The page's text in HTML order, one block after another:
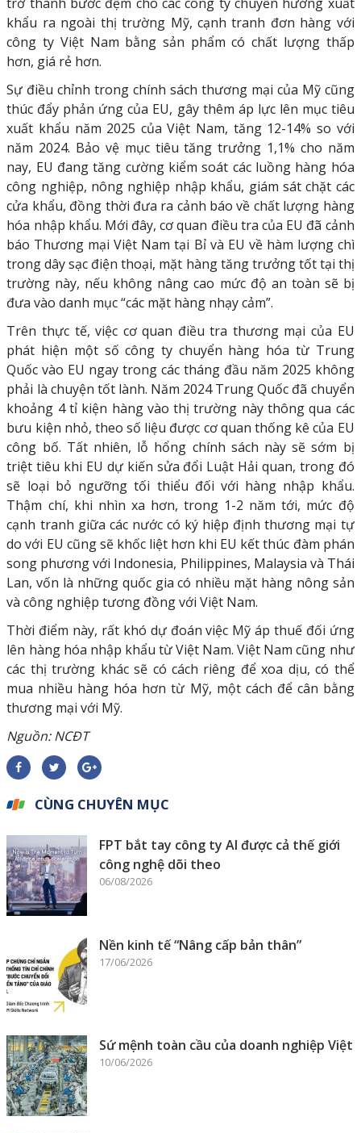
khẩu ra ngoài thị trường Mỹ, cạnh tranh đơn hàng với
công ty Việt Nam bằng sản phẩm có chất lượng thấp
hơn, giá rẻ hơn.
Sự điều chỉnh trong chính sách thương mại của Mỹ cũng
thúc đẩy phản ứng của EU, gây thêm áp lực lên mục tiêu
xuất khẩu năm 2025 của Việt Nam, tăng 12-14% so với
năm 2024. Bảo vệ mục tiêu tăng trưởng 1,1% cho năm
nay, EU đang tăng cường kiểm soát các luồng hàng hóa
công nghiệp, nông nghiệp nhập khẩu, giám sát chặt các
cửa khẩu, đồng thời đưa ra cảnh báo về chất lượng hàng
hóa nhập khẩu. Mới đây, cơ quan điều tra của EU đã cảnh
báo Thương mại Việt Nam tại Bỉ và EU về hàm lượng chì
trong dây sạc điện thoại, mặt hàng tăng trưởng tốt tại thị
trường này, nếu không nâng cao mức độ an toàn sẽ bị
đưa vào danh mục “các mặt hàng nhạy cảm”.
Trên thực tế, việc cơ quan điều tra thương mại của EU
phát hiện một số công ty chuyển hàng hóa từ Trung
Quốc vào EU ngay trong các tháng đầu năm 2025 không
phải là chuyện tốt lành. Năm 2024 Trung Quốc đã chuyển
khoảng 4 tỉ kiện hàng vào thị trường này thông qua các
bưu kiện nhỏ, theo số liệu được cơ quan thống kê của EU
công bố. Tất nhiên, lỗ hổng chính sách này sẽ sớm bị
triệt tiêu khi EU dự kiến sửa đổi Luật Hải quan, trong đó
sẽ loại bỏ ngưỡng tối thiểu đối với hàng nhập khẩu.
Thậm chí, khi nhìn xa hơn, trong 1-2 năm tới, mức độ
cạnh tranh giữa các nước có ký hiệp định thương mại tự
do với EU cũng sẽ khốc liệt hơn khi EU kết thúc đàm phán
song phương với Indonesia, Philippines, Malaysia và Thái
Lan, vốn là những quốc gia có nhiều mặt hàng nông sản
và công nghiệp tương đồng với Việt Nam.
Thời điểm này, rất khó dự đoán việc Mỹ áp thuế đối ứng
lên hàng hóa nhập khẩu từ Việt Nam. Việt Nam cũng như
các thị trường khác sẽ có cách riêng để xoa dịu, có thể
mua nhiều hàng hóa hơn từ Mỹ, một cách để cân bằng
thương mại với Mỹ.
Nguồn: NCĐT
CÙNG CHUYÊN MỤC
FPT bắt tay công ty AI được cả thế giới
công nghệ dõi theo
06/08/2026
Nền kinh tế “Nâng cấp bản thân”
17/06/2026
Sứ mệnh toàn cầu của doanh nghiệp Việt
10/06/2026